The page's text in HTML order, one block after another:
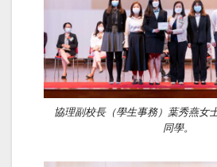
協理副校長（學生事務）葉秀燕女
同學。